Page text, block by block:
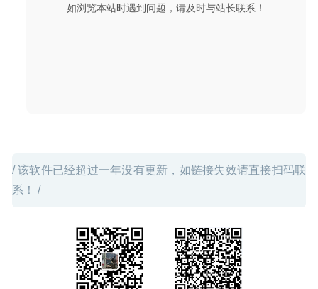
如浏览本站时遇到问题，请及时与站长联系！
/ 该软件已经超过一年没有更新，如链接失效请直接扫码联
系！ /
Pixea Plus 8.2 – 简洁高效的macOS图片查看器 2026-07-13